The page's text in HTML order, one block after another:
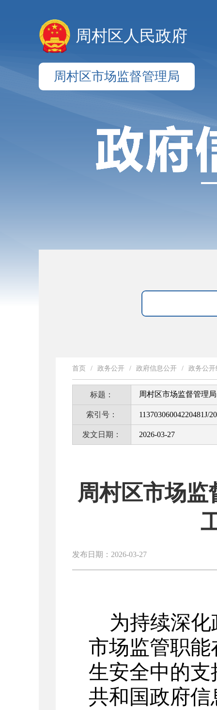
周村区人民政府
周村区市场监督管理局
首页 / 政务公开 / 政府信息公开 / 政务公
标题： 周村区市场监督管理
索引号： 11370306004220481J/
发文日期： 2026-03-27
周村区市场监
发布日期：2026-03-27
为持续深
市场监管职
生安全中的
共和国政府